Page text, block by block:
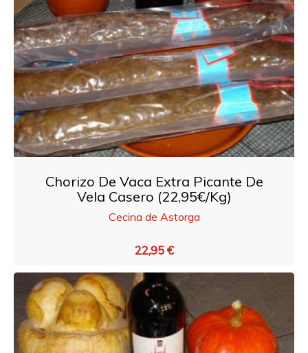
Chorizo De Vaca Extra Picante De
Vela Casero (22,95€/Kg)
Cecina de Astorga
22,95 €